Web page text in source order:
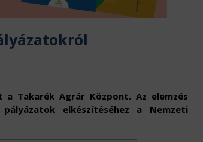
Takarék Agrár Központ. Az elemzés
elkészítéséhez a Nemzeti